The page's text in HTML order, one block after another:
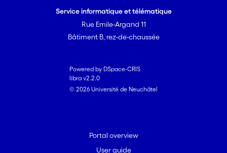
Service informatique et télématique
Rue Emile-Argand 11
Bâtiment B, rez-de-chaussée
Powered by DSpace-CRIS
libra v2.2.0
© 2026 Université de Neuchâtel
Portal overview
User guide